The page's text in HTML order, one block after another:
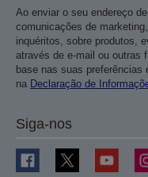
Ao enviar o seu endereço
comunicações de
inquéritos, sobre produtos,
através de e-mail ou outras
base nas suas
na Declaração de
Siga-nos